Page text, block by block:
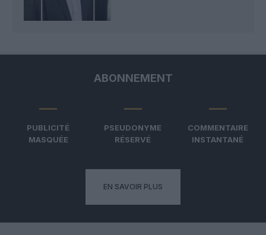
ABONNEMENT
PUBLICITÉ
MASQUÉE
PSEUDONYME
RÉSERVÉ
COMMENTAIRE
INSTANTANÉ
EN SAVOIR PLUS